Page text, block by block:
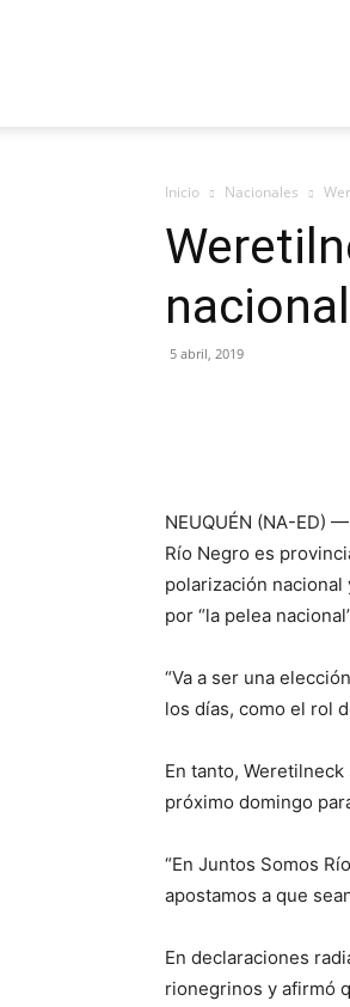
Inicio Nacionales
5 abril, 2019
NEUQUÉN (NA-ED)
Río Negro es
polarización
por “la pelea
“Va a ser una
los días, como el rol
En tanto,
próximo domingo
“En Juntos Somos
apostamos a que
En declaraciones
rionegrinos y afirmó